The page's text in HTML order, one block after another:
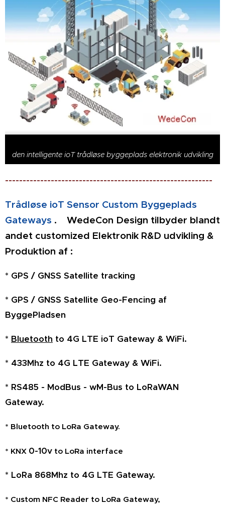
den intelligente ioT trådløse byggeplads elektronik udvikling
-----------------------------------------------------------
Trådløse ioT Sensor Custom Byggeplads
Gateways . WedeCon Design tilbyder blandt
andet customized Elektronik R&D udvikling &
Produktion af :
* GPS / GNSS Satellite tracking
* GPS / GNSS Satellite Geo-Fencing af
ByggePladsen
* Bluetooth to 4G LTE ioT Gateway & WiFi.
* 433Mhz to 4G LTE Gateway & WiFi.
* RS485 - ModBus - wM-Bus to LoRaWAN
Gateway.
* Bluetooth to LoRa Gateway.
* KNX 0-10v to LoRa interface
* LoRa 868Mhz to 4G LTE Gateway.
* Custom NFC Reader to LoRa Gateway,